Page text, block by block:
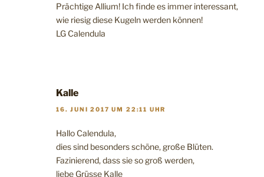
Prächtige Allium! Ich finde es immer interessant,
wie riesig diese Kugeln werden können!
LG Calendula
Kalle
16. JUNI 2017 UM 22:11 UHR
Hallo Calendula,
dies sind besonders schöne, große Blüten.
Fazinierend, dass sie so groß werden,
liebe Grüsse Kalle